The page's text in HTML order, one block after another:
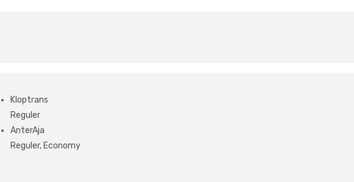
Kloptrans
Reguler
AnterAja
Reguler, Economy